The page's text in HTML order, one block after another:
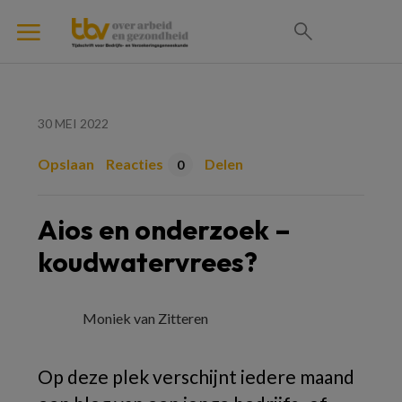
30 MEI 2022
Opslaan Reacties 0 Delen
Aios en onderzoek –
koudwatervrees?
Moniek van Zitteren
Op deze plek verschijnt iedere maand